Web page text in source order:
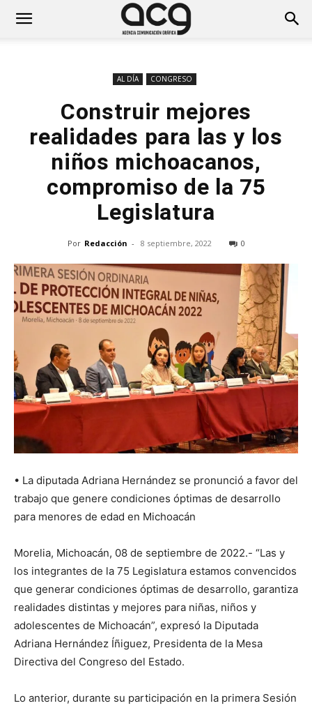
AL DÍA CONGRESO
Construir mejores
realidades para las y los
niños michoacanos,
compromiso de la 75
Legislatura
Por Redacción - 8 septiembre, 2022 0
• La diputada Adriana Hernández se pronunció a favor del
trabajo que genere condiciones óptimas de desarrollo
para menores de edad en Michoacán
Morelia, Michoacán, 08 de septiembre de 2022.- “Las y
los integrantes de la 75 Legislatura estamos convencidos
que generar condiciones óptimas de desarrollo, garantiza
realidades distintas y mejores para niñas, niños y
adolescentes de Michoacán”, expresó la Diputada
Adriana Hernández Íñiguez, Presidenta de la Mesa
Directiva del Congreso del Estado.
Lo anterior, durante su participación en la primera Sesión